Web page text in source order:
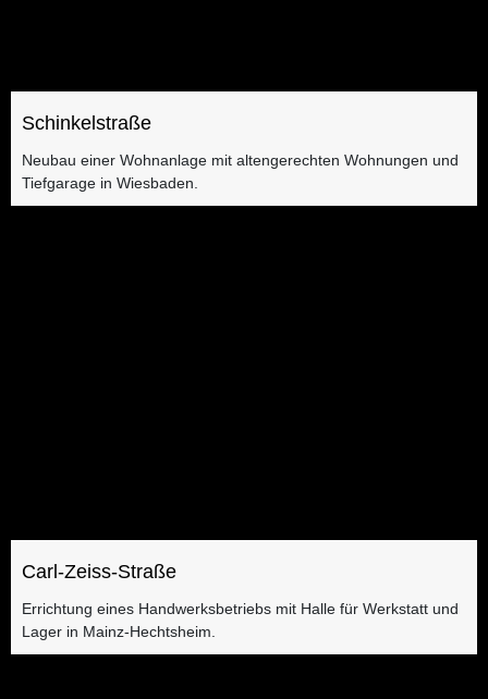
Schinkelstraße
Neubau einer Wohnanlage mit altengerechten Wohnungen und
Tiefgarage in Wiesbaden.
Carl-Zeiss-Straße
Errichtung eines Handwerksbetriebs mit Halle für Werkstatt und
Lager​ in Mainz-Hechtsheim.